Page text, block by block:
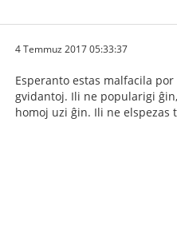
4 Temmuz 2017 05:33:37
Esperanto estas malfacila
gvidantoj. Ili ne popularigi
homoj uzi ĝin. Ili ne elspezas